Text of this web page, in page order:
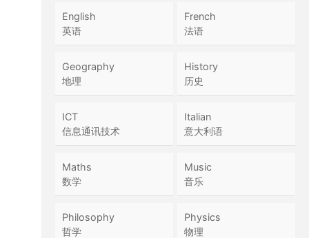
English
英语
French
法语
Geography
地理
History
历史
ICT
信息通讯技术
Italian
意大利语
Maths
数学
Music
音乐
Philosophy
哲学
Physics
物理